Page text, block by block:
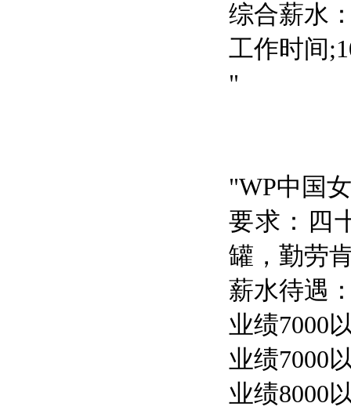
综合薪水
工作时间
"
"WP中国
要求：四
罐，勤劳
薪水待遇
业绩7000
业绩7000
业绩8000